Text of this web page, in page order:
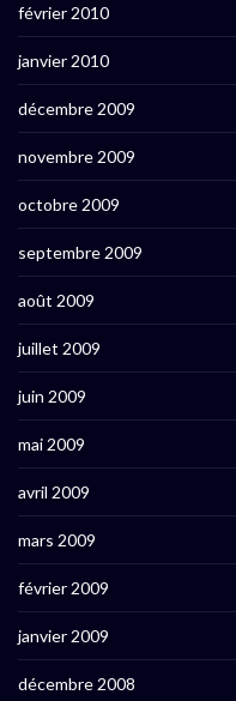
février 2010
janvier 2010
décembre 2009
novembre 2009
octobre 2009
septembre 2009
août 2009
juillet 2009
juin 2009
mai 2009
avril 2009
mars 2009
février 2009
janvier 2009
décembre 2008